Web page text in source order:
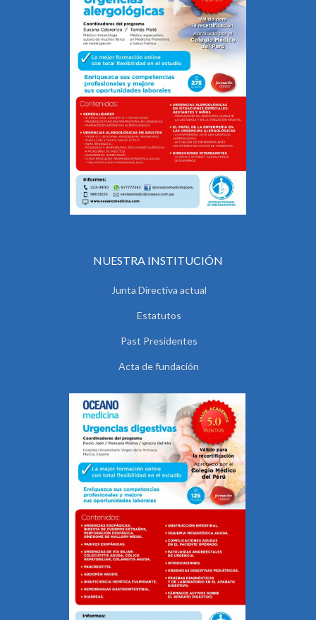
NUESTRA INSTITUCIÓN
Junta Directiva actual
Estatutos
Past Presidentes
Acta de fundación